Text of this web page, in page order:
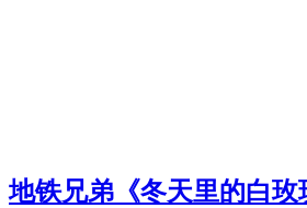
地铁兄弟《冬天里的白玫